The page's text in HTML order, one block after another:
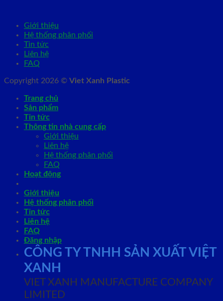
Giới thiệu
Hệ thống phân phối
Tin tức
Liên hệ
FAQ
Copyright 2026 © Viet Xanh Plastic
Trang chủ
Sản phẩm
Tin tức
Thông tin nhà cung cấp
Giới thiệu
Liên hệ
Hệ thống phân phối
FAQ
Hoạt động
Giới thiệu
Hệ thống phân phối
Tin tức
Liên hệ
FAQ
Đăng nhập
CÔNG TY TNHH SẢN XUẤT VIỆT
XANH
VIET XANH MANUFACTURE COMPANY
LIMITED